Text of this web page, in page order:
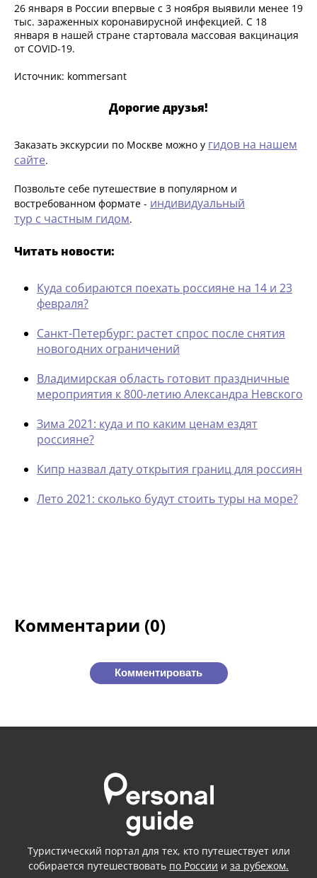
26 января в России впервые с 3 ноября выявили менее 19
тыс. зараженных коронавирусной инфекцией. С 18
января в нашей стране стартовала массовая вакцинация
от COVID-19.
Источник: kommersant
Дорогие друзья!
Заказать экскурсии по Москве можно у гидов на нашем
сайте.
Позвольте себе путешествие в популярном и
востребованном формате - индивидуальный
тур с частным гидом.
Читать новости:
Куда собираются поехать россияне на 14 и 23
февраля?
Санкт-Петербург: растет спрос после снятия
новогодних ограничений
Владимирская область готовит праздничные
мероприятия к 800-летию Александра Невского
Зима 2021: куда и по каким ценам ездят
россияне?
Кипр назвал дату открытия границ для россиян
Лето 2021: сколько будут стоить туры на море?
Комментарии (0)
Комментировать
Туристический портал для тех, кто путешествует или
собирается путешествовать по России и за рубежом.